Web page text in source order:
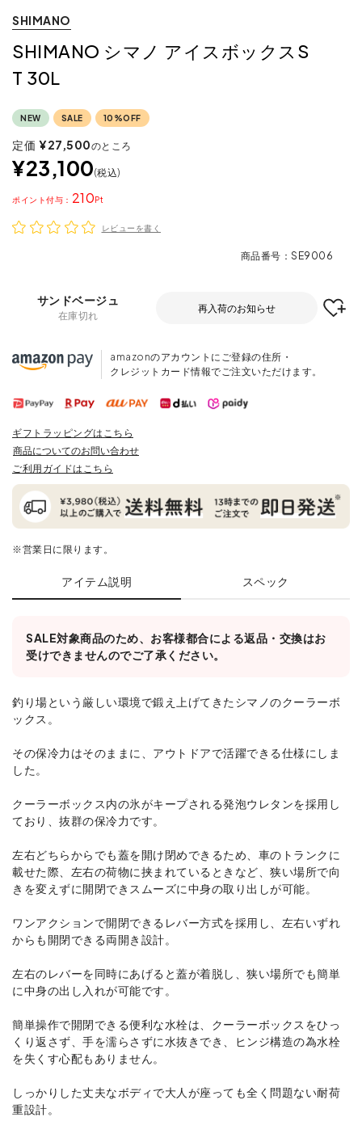
SHIMANO
SHIMANO シマノ アイスボックスS
T 30L
NEW SALE 10%OFF
定価 ¥27,500のところ
¥23,100 税込
210
ポイント
レビューを書く
商品番号 SE9006
サンドベージュ
在庫切れ
再入荷のお知らせ
amazonのアカウントにご登録の住所・
クレジットカード情報でご注文いただけます。
ギフトラッピングはこちら
商品についてのお問い合わせ
ご利用ガイドはこちら
※営業日に限ります。
アイテム説明 スペック
SALE対象商品のため、お客様都合による返品・交換はお
受けできませんのでご了承ください。
釣り場という厳しい環境で鍛え上げてきたシマノのクーラーボ
ックス。
その保冷力はそのままに、アウトドアで活躍できる仕様にしま
した。
クーラーボックス内の氷がキープされる発泡ウレタンを採用し
ており、抜群の保冷力です。
左右どちらからでも蓋を開け閉めできるため、車のトランクに
載せた際、左右の荷物に挟まれているときなど、狭い場所で向
きを変えずに開閉できスムーズに中身の取り出しが可能。
ワンアクションで開閉できるレバー方式を採用し、左右いずれ
からも開閉できる両開き設計。
左右のレバーを同時にあげると蓋が着脱し、狭い場所でも簡単
に中身の出し入れが可能です。
簡単操作で開閉できる便利な水栓は、クーラーボックスをひっ
くり返さず、手を濡らさずに水抜きでき、ヒンジ構造の為水栓
を失くす心配もありません。
しっかりした丈夫なボディで大人が座っても全く問題ない耐荷
重設計。